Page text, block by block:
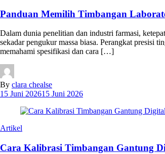
Panduan Memilih Timbangan
Dalam dunia penelitian dan industri farmasi,
sekadar pengukur massa biasa. Perangkat presisi
memahami spesifikasi dan cara […]
By clara chealse
15 Juni 202615 Juni 2026
Artikel
Cara Kalibrasi Timbangan Gantung